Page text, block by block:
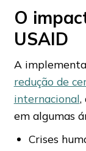
O
USAID
A
redução de
internacional,
em algumas
Crises